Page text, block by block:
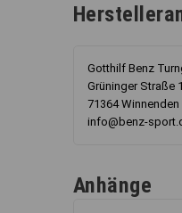
Gotthilf Benz
Grüninger Straße
71364 Winnenden
info@benz-
Anhänge